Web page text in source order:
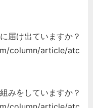
届け出ていますか？
column/article/atc
みをしていますか？